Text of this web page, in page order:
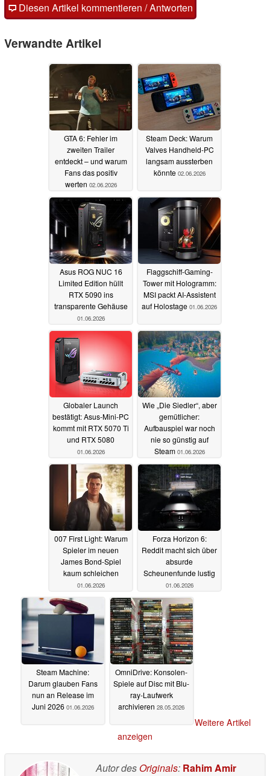
Diesen Artikel kommentieren / Antworten
Verwandte Artikel
GTA 6: Fehler im
zweiten Trailer
entdeckt – und warum
Fans das positiv
werten 02.06.2026
Steam Deck: Warum
Valves Handheld-PC
langsam aussterben
könnte 02.06.2026
Asus ROG NUC 16
Limited Edition hüllt
RTX 5090 ins
transparente Gehäuse
01.06.2026
Flaggschiff-Gaming-
Tower mit Hologramm:
MSI packt AI-Assistent
auf Holostage 01.06.2026
Globaler Launch
bestätigt: Asus-Mini-PC
kommt mit RTX 5070 Ti
und RTX 5080
01.06.2026
Wie „Die Siedler“, aber
gemütlicher:
Aufbauspiel war noch
nie so günstig auf
Steam 01.06.2026
007 First Light: Warum
Spieler im neuen
James Bond-Spiel
kaum schleichen
01.06.2026
Forza Horizon 6:
Reddit macht sich über
absurde
Scheunenfunde lustig
01.06.2026
Steam Machine:
Darum glauben Fans
nun an Release im
Juni 2026 01.06.2026
OmniDrive: Konsolen-
Spiele auf Disc mit Blu-
ray-Laufwerk
archivieren 28.05.2026
Weitere Artikel
anzeigen
Autor des Originals: Rahim Amir